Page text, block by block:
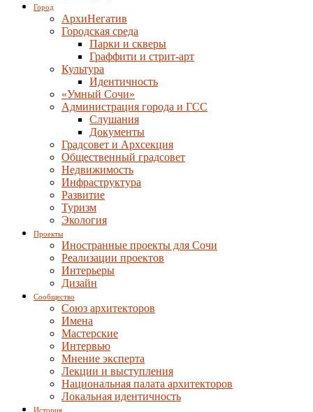
Город
АрхиНегатив
Городская среда
Парки и скверы
Граффити и стрит-арт
Культура
Идентичность
«Умный Сочи»
Администрация города и ГСС
Слушания
Документы
Градсовет и Архсекция
Общественный градсовет
Недвижимость
Инфраструктура
Развитие
Туризм
Экология
Проекты
Иностранные проекты для Сочи
Реализации проектов
Интерьеры
Дизайн
Сообщество
Союз архитекторов
Имена
Мастерские
Интервью
Мнение эксперта
Лекции и выступления
Национальная палата архитекторов
Локальная идентичность
История